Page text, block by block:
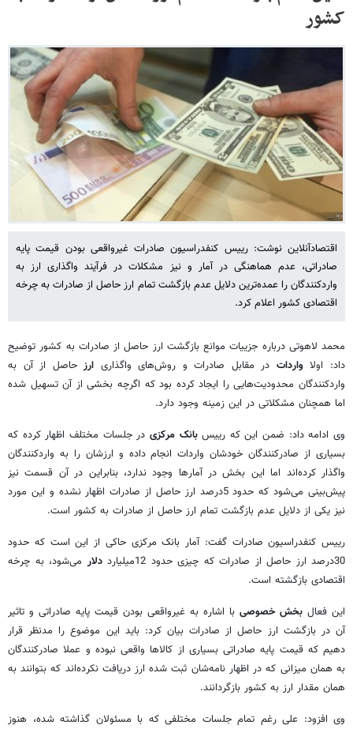
کشور
اقتصادآنلاین نوشت: رییس کنفدراسیون صادرات غیرواقعی بودن قیمت پایه
صادراتی، عدم هماهنگی در آمار و نیز مشکلات در فرآیند واگذاری ارز به
واردکنندگان را عمده‌ترین دلایل عدم بازگشت تمام ارز حاصل از صادرات به چرخه
اقتصادی کشور اعلام کرد.
محمد لاهوتی درباره جزییات موانع بازگشت ارز حاصل از صادرات به کشور توضیح
داد: اولاواردات در مقابل صادرات و روش‌های واگذاری ارزحاصل از آن به
واردکنندگان محدودیت‌هایی را ایجاد کرده بود که اگرچه بخشی از آن تسهیل شده
اما همچنان مشکلاتی در این زمینه وجود دارد.
وی ادامه داد: ضمن این که رییسبانک مرکزی در جلسات مختلف اظهار کرده که
بسیاری از صادرکنندگان خودشان واردات انجام داده و ارزشان را به واردکنندگان
واگذار کرده‌اند اما این بخش در آمارها وجود ندارد، بنابراین در آن قسمت نیز
پیش‌بینی می‌شود که حدود 5درصد ارز حاصل از صادرات اظهار نشده و این مورد
نیز یکی از دلایل عدم بازگشت تمام ارز حاصل از صادرات به کشور است.
رییس کنفدراسیون صادرات گفت: آمار بانک مرکزی حاکی از این است که حدود
30درصد ارز حاصل از صادرات که چیزی حدود 12میلیارد
دلار می‌شود، به چرخه
اقتصادی بازگشته است.
این فعال بخش خصوصی با اشاره به غیرواقعی بودن قیمت پایه صادراتی و تاثیر
آن در بازگشت ارز حاصل از صادرات بیان کرد: باید این موضوع را مدنظر قرار
دهیم که قیمت‌ پایه صادراتی بسیاری از کالاها واقعی نبوده و عملا صادرکنندگان
به همان میزانی که در اظهار نامه‌شان ثبت شده ارز دریافت نکرده‌اند که بتوانند به
همان مقدار ارز به کشور بازگردانند.
وی افزود: علی رغم تمام جلسات مختلفی که با مسئولان گذاشته شده، هنوز